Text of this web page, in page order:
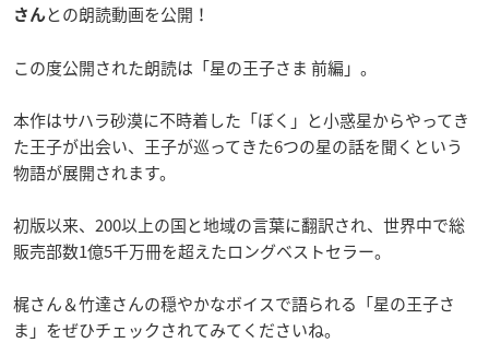
さんとの朗読動画を公開！
この度公開された朗読は「星の王子さま 前編」。
本作はサハラ砂漠に不時着した「ぼく」と小惑星からやってき
た王子が出会い、王子が巡ってきた6つの星の話を聞くという
物語が展開されます。
初版以来、200以上の国と地域の言葉に翻訳され、世界中で総
販売部数1億5千万冊を超えたロングベストセラー。
梶さん＆竹達さんの穏やかなボイスで語られる「星の王子さ
ま」をぜひチェックされてみてくださいね。